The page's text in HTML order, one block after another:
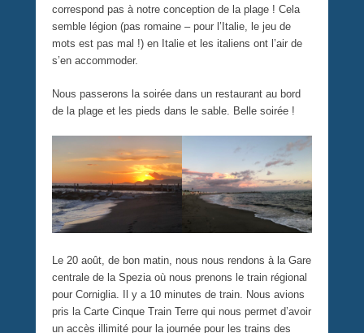
correspond pas à notre conception de la plage ! Cela
semble légion (pas romaine – pour l’Italie, le jeu de
mots est pas mal !) en Italie et les italiens ont l’air de
s’en accommoder.
Nous passerons la soirée dans un restaurant au bord
de la plage et les pieds dans le sable. Belle soirée !
Le 20 août, de bon matin, nous nous rendons à la Gare
centrale de la Spezia où nous prenons le train régional
pour Corniglia. Il y a 10 minutes de train. Nous avions
pris la Carte Cinque Train Terre qui nous permet d’avoir
un accès illimité pour la journée pour les trains des